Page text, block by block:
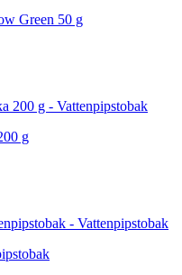
Green 50 g
g